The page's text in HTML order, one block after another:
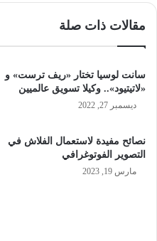
مقالات ذات صلة
سانت لوسيا تختار «ريف ترست» و
«لاتيتيود».. وكيلا تسويق عالميين
ديسمبر 27, 2022
نصائح مفيدة لاستعمال الفلاش في
التصوير الفوتوغرافي
مارس 19, 2023